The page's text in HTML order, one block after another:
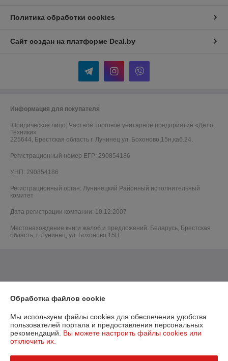
Политика обработки cookies
Сайт создан на платформе Deal.by
Информация для покупателя
Юридическое лицо: Частное торговое унитарное предприятие «Дело
Техники»
225644, Брестская область г. Лунинец ул. Бохоново,15н,каб.24.
Регистрационный номер ЕГР: 290854186
УНП: 290854186
Регистрационный орган: Лунинецкий Районный исполнительный
комитет
Дата регистрации компании: 10.12.2007
Местонахождение книги жалоб и предложений: Беларусь, Брестская
область, г. Лунинец, ул. Бохоново 15Н
Обработка файлов cookie
Мы используем файлы cookies для обеспечения удобства
пользователей портала и предоставления персональных
рекомендаций. Вы можете настроить файлы cookies или
отключить их.